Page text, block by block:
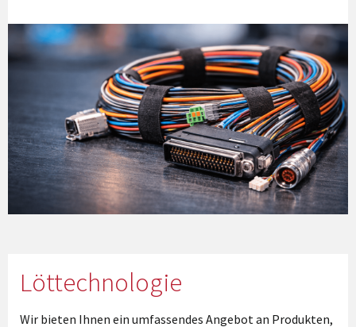
Löttechnologie
Wir bieten Ihnen ein umfassendes Angebot an Produkten,